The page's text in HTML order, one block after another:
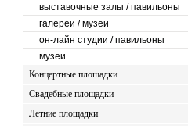
выставочные залы / павильоны
галереи / музеи
он-лайн студии / павильоны
музеи
Концертные площадки
Свадебные площадки
Летние площадки